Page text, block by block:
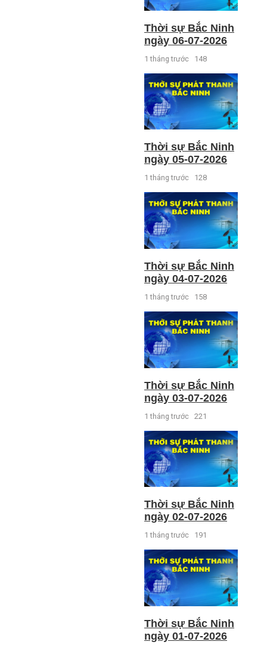
Thời sự Bắc Ninh
ngày 06-07-2026
1 tháng trước 148
Thời sự Bắc Ninh
ngày 05-07-2026
1 tháng trước 128
Thời sự Bắc Ninh
ngày 04-07-2026
1 tháng trước 158
Thời sự Bắc Ninh
ngày 03-07-2026
1 tháng trước 221
Thời sự Bắc Ninh
ngày 02-07-2026
1 tháng trước 191
Thời sự Bắc Ninh
ngày 01-07-2026